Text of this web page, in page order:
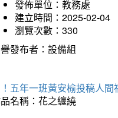
發佈單位：教務處
建立時間：2025-02-04
瀏覽次數：330
發布者：設備組
五年一班黃安榆投稿人間
名稱：花之纏繞